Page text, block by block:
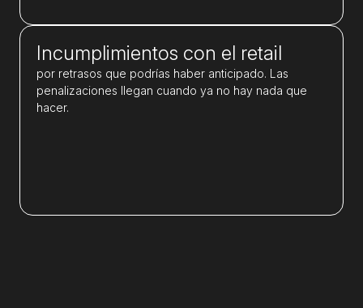
Incumplimientos con el retail
por retrasos que podrías haber anticipado. Las
penalizaciones llegan cuando ya no hay nada que
hacer.